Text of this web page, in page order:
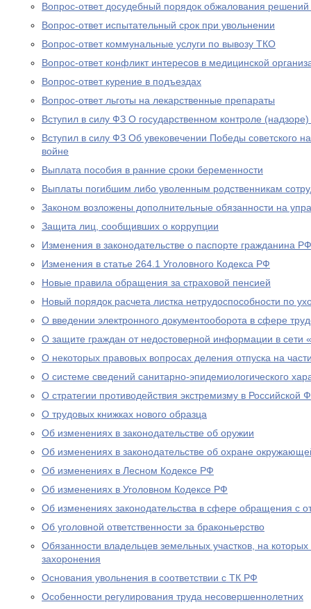
Вопрос-ответ досудебный порядок обжалования
Вопрос-ответ испытательный срок при увольнении
Вопрос-ответ коммунальные услуги по вывозу ТКО
Вопрос-ответ конфликт интересов в медицинской
Вопрос-ответ курение в подъездах
Вопрос-ответ льготы на лекарственные препараты
Вступил в силу ФЗ О государственном контроле
Вступил в силу ФЗ Об увековечении Победы советского
войне
Выплата пособия в ранние сроки беременности
Выплаты погибшим либо уволенным родственникам
Законом возложены дополнительные обязанности на
Защита лиц, сообщивших о коррупции
Изменения в законодательстве о паспорте гражданина РФ
Изменения в статье 264.1 Уголовного Кодекса РФ
Новые правила обращения за страховой пенсией
Новый порядок расчета листка нетрудоспособности по
О введении электронного документооборота в сфере
О защите граждан от недостоверной информации в сети
О некоторых правовых вопросах деления отпуска на
О системе сведений санитарно-эпидемиологического
О стратегии противодействия экстремизму в Российской
О трудовых книжках нового образца
Об изменениях в законодательстве об оружии
Об изменениях в законодательстве об охране
Об изменениях в Лесном Кодексе РФ
Об изменениях в Уголовном Кодексе РФ
Об изменениях законодательства в сфере обращения с
Об уголовной ответственности за браконьерство
Обязанности владельцев земельных участков, на
захоронения
Основания увольнения в соответствии с ТК РФ
Особенности регулирования труда несовершеннолетних